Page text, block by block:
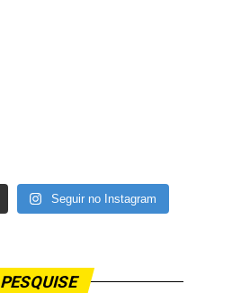
Seguir no Instagram
PESQUISE